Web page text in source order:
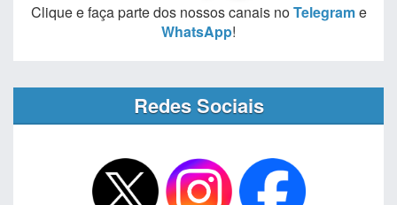
Clique e faça parte dos nossos canais noTelegrame
WhatsApp!
Redes Sociais